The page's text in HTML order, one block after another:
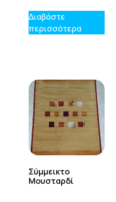
Διαβάστε
περισσότερα
Σύμμεικτο
Μουσταρδί